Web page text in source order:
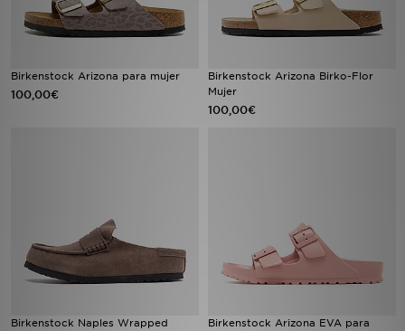
Birkenstock Arizona para mujer
100,00€
Birkenstock Arizona Birko-Flor
Mujer
100,00€
Birkenstock Naples Wrapped
Birkenstock Arizona EVA para